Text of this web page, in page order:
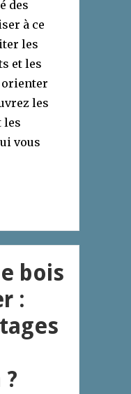
des
à ce
les
et les
orienter
les
les
vous
bois
: